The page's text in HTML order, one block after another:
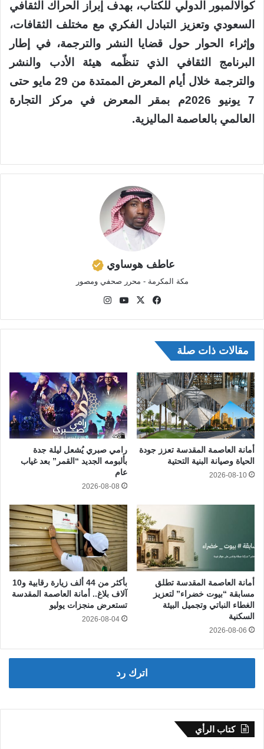
كوالالمبور الدولي للكتاب، بهدف إبراز الحراك الثقافي
السعودي وتعزيز التبادل الفكري مع مختلف الثقافات،
وإثراء الحوار حول قضايا النشر والترجمة، في إطار
البرنامج الثقافي الذي تنظّمه هيئة الأدب والنشر
والترجمة خلال أيام المعرض الممتدة من 29 مايو حتى
7 يونيو 2026م بمقر المعرض في مركز التجارة
العالمي بالعاصمة الماليزية.
عاطف هوساوي
مكة المكرمة - محرر صحفي ومصور
في
وك
‫X
‫Yo
be
ام
مقالات ذات صلة
أمانة العاصمة المقدسة تعزز جودة
الحياة وصيانة البنية التحتية
2026-08-10
رامي صبري يُشعل ليلة جدة
بألبومه الجديد “القمر” بعد غياب
عام
2026-08-08
أمانة العاصمة المقدسة تطلق
مسابقة “بيوت خضراء” لتعزيز
الغطاء النباتي وتجميل البيئة
السكنية
2026-08-06
بأكثر من 44 ألف زيارة رقابية و10
آلاف بلاغ.. أمانة العاصمة المقدسة
تستعرض منجزات يوليو
2026-08-04
اترك رد
كتاب الرأي